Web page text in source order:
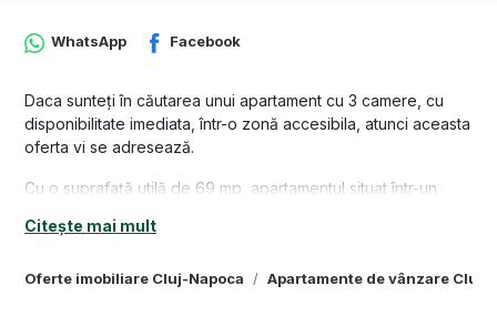
Oferte imobiliare Cluj-Napoca Apartamente de vânzare Cluj-
WhatsApp Facebook
Daca sunteți în căutarea unui apartament cu 3 camere, cu
disponibilitate imediata, într-o zonă accesibila, atunci aceasta
oferta vi se adresează.
Cu o suprafață utilă de 69 mp, apartamentul situat într-un
Acedemiei de Muzica si este compartimentat astfel:
-1 living spatios
Citește mai mult